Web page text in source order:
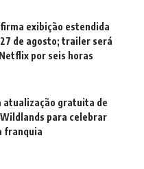
exibição estendida
27 de agosto; trailer será
por seis horas
atualização gratuita de
Wildlands para celebrar
franquia